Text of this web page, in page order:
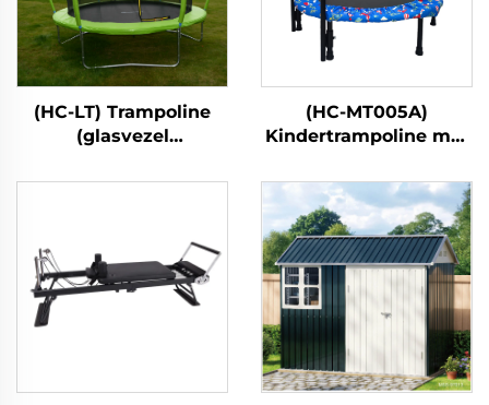
(HC-LT) Trampoline
(glasvezel
(HC-MT005A)
Kindertrampoline met